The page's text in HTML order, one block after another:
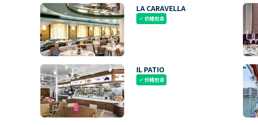
LA CARAVELLA
check价格包含
IL PATIO
check价格包含